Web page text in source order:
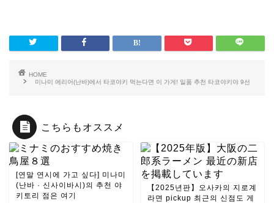
HOME
미나미 에리어(난바)에서 타코야키 먹는다면 이 가게! 일품 추천 타코야키야 9선
こちらもオススメ
[연말 연시에 가고 싶다] 미나미
(난바 · 신사이바시)의 추천 야
키토리 점은 여기
【2025년판】오사카의 지로계
라면 pickup 최근의 신점도 게